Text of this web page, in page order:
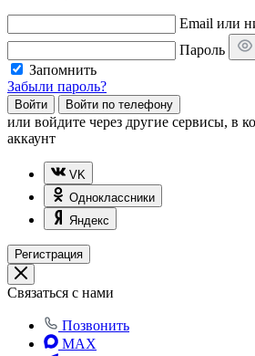
Email или
Пароль
Запомнить
Забыли пароль?
Войти Войти по телефону
или войдите через другие сервисы, в
аккаунт
VK
Одноклассники
Яндекс
Регистрация
Связаться с нами
Позвонить
MAX